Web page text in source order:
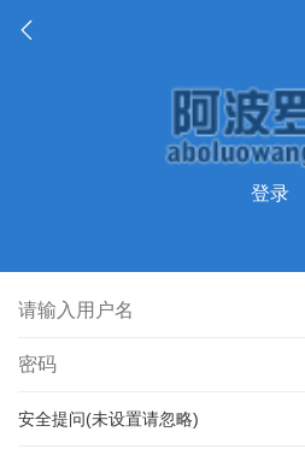
登录
安全提问(未设置请忽略)